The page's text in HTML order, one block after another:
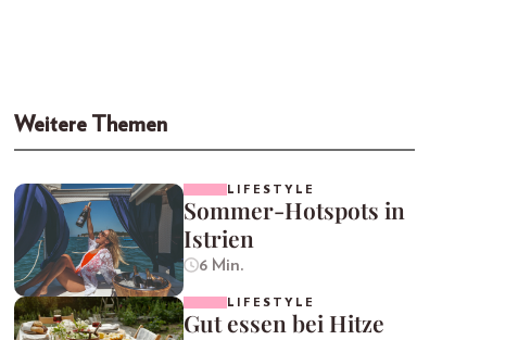
Weitere Themen
LIFESTYLE
Sommer-Hotspots in
Istrien
6 Min.
LIFESTYLE
Gut essen bei Hitze